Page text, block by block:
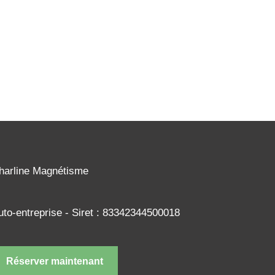
Magnétisme
entreprise - Siret : 83342344500018
Réserver maintenant